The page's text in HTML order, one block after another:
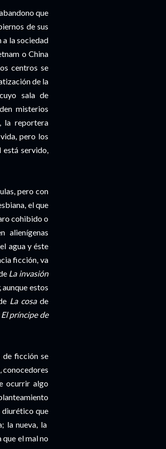
que
de sus
la sociedad
o China
centros se
de la
sala de
misterios
la reportera
pero los
está servido,
pero con
el que
cohibido o
alienígenas
agua y éste
ficción, va
La invasión
aunque estos
La cosade
El príncipe de
de ficción se
conocedores
ocurrir algo
diurético que
la nueva, la
el mal no